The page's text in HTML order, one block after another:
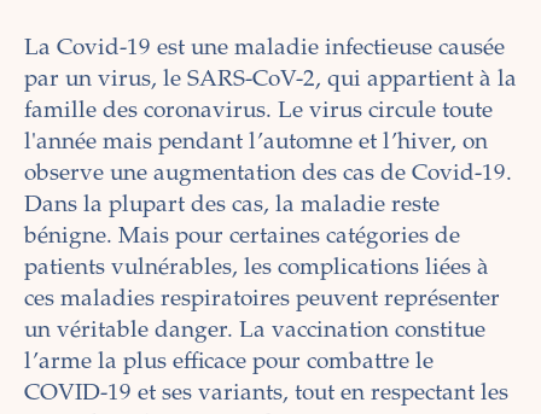
La Covid-19 est une maladie infectieuse causée
par un virus, le SARS-CoV-2, qui appartient à la
famille des coronavirus. Le virus circule toute
l'année mais pendant l’automne et l’hiver, on
observe une augmentation des cas de Covid-19.
Dans la plupart des cas, la maladie reste
bénigne. Mais pour certaines catégories de
patients vulnérables, les complications liées à
ces maladies respiratoires peuvent représenter
un véritable danger. La vaccination constitue
l’arme la plus efficace pour combattre le
COVID-19 et ses variants, tout en respectant les